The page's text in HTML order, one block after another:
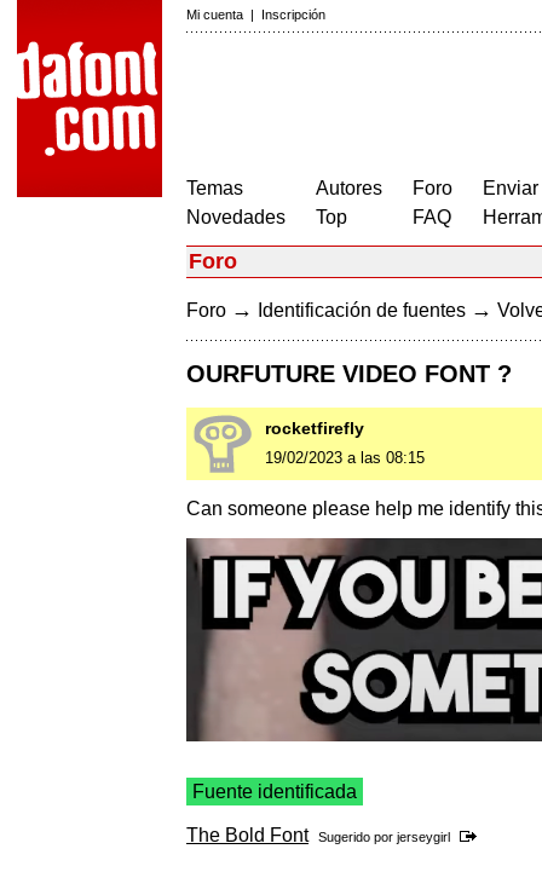
Mi cuenta | Inscripción
Temas
Novedades
Autores
Top
Foro
FAQ
Foro
Foro → Identificación de fuentes →
OURFUTURE VIDEO FONT ?
rocketfirefly
19/02/2023 a las 08:15
Can someone please help me identify
Fuente identificada
The Bold Font Sugerido por jerseygirl